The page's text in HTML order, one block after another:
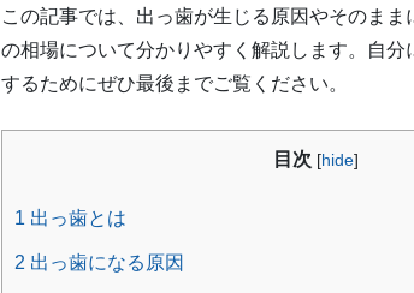
この記事では、出っ歯が生じる原因やそのま
の相場について分かりやすく解説します。自
するためにぜひ最後までご覧ください。
目次 [hide]
1 出っ歯とは
2 出っ歯になる原因